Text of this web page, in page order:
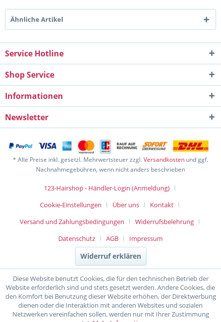
Ähnliche Artikel
Service Hotline
Shop Service
Informationen
Newsletter
* Alle Preise inkl. gesetzl. Mehrwertsteuer zzgl.Versandkosten und ggf.
Nachnahmegebühren, wenn nicht anders beschrieben
123-Hairshop - Händler-Login (Anmeldung)
Cookie-Einstellungen
Über uns
Kontakt
Versand und Zahlungsbedingungen
Widerrufsbelehrung
Datenschutz
AGB Impressum
Widerruf erklären
Diese Website benutzt Cookies, die für den technischen Betrieb der
Website erforderlich sind und stets gesetzt werden. Andere Cookies, die
den Komfort bei Benutzung dieser Website erhöhen, der Direktwerbung
dienen oder die Interaktion mit anderen Websites und sozialen
Netzwerken vereinfachen sollen, werden nur mit Ihrer Zustimmung